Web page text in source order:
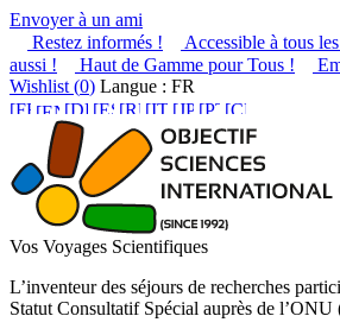
Envoyer à un ami
Restez informés !
Accessible à tous
aussi !
Haut de Gamme pour Tous !
Wishlist (0) Langue : FR
Vos Voyages Scientifiques
L’inventeur des séjours de recherches
Statut Consultatif Spécial auprès de